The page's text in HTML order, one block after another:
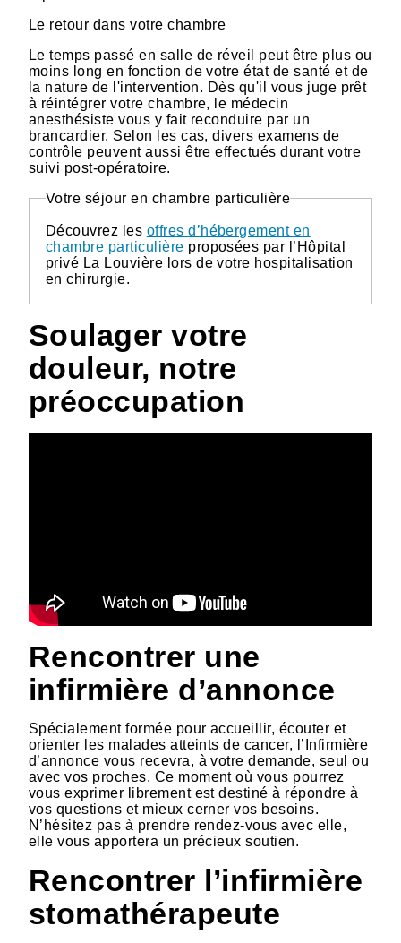
Le retour dans votre chambre
Le temps passé en salle de réveil peut être plus ou
moins long en fonction de votre état de santé et de
la nature de l'intervention. Dès qu'il vous juge prêt
à réintégrer votre chambre, le médecin
anesthésiste vous y fait reconduire par un
brancardier. Selon les cas, divers examens de
contrôle peuvent aussi être effectués durant votre
suivi post-opératoire.
Votre séjour en chambre particulière
Découvrez les offres d’hébergement en
chambre particulière proposées par l’Hôpital
privé La Louvière lors de votre hospitalisation
en chirurgie.
Soulager votre
douleur, notre
préoccupation
Rencontrer une
infirmière d’annonce
Spécialement formée pour accueillir, écouter et
orienter les malades atteints de cancer, l’Infirmière
d’annonce vous recevra, à votre demande, seul ou
avec vos proches. Ce moment où vous pourrez
vous exprimer librement est destiné à répondre à
vos questions et mieux cerner vos besoins.
N’hésitez pas à prendre rendez-vous avec elle,
elle vous apportera un précieux soutien.
Rencontrer l’infirmière
stomathérapeute